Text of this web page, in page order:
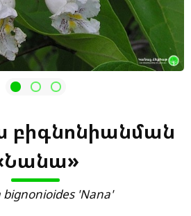
bignonioides 'Nana'